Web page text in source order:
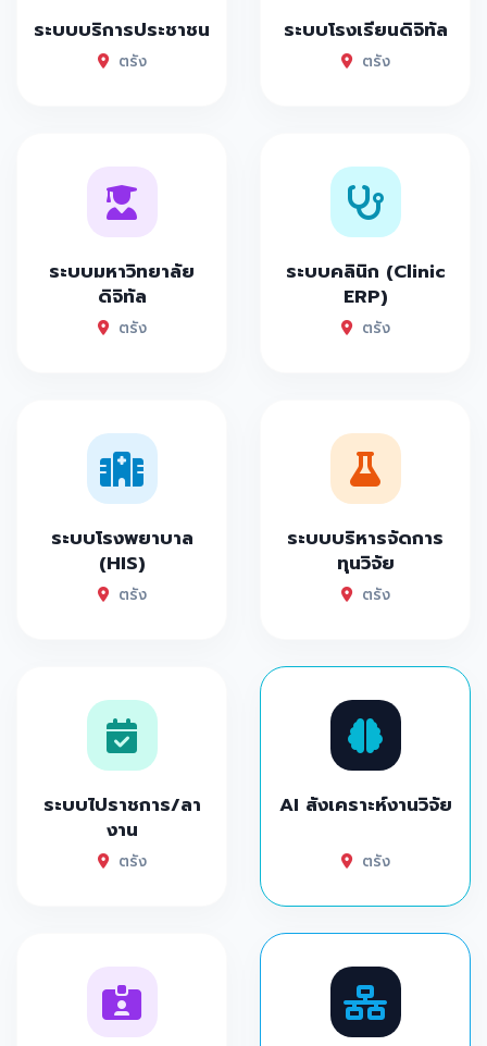
ระบบบริการประชาชน
ตรัง
ระบบโรงเรียนดิจิทัล
ตรัง
ระบบมหาวิทยาลัย
ดิจิทัล
ตรัง
ระบบคลินิก (Clinic
ERP)
ตรัง
ระบบโรงพยาบาล
(HIS)
ตรัง
ระบบบริหารจัดการ
ทุนวิจัย
ตรัง
ระบบไปราชการ/ลา
งาน
ตรัง
AI สังเคราะห์งานวิจัย
ตรัง